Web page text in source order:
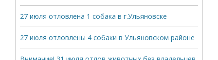
27 июля отловлена 1 собака в г.Ульяновске
27 июля отловлены 4 собаки в Ульяновском районе